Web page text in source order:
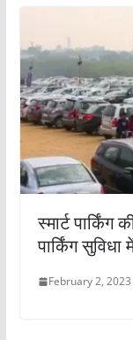
स्मार्ट
पार्किंग
February 2, 2023